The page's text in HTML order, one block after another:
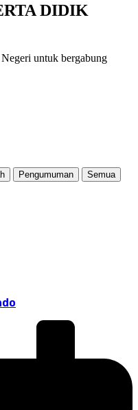
DIDIK
untuk bergabung
Pengumuman Semua